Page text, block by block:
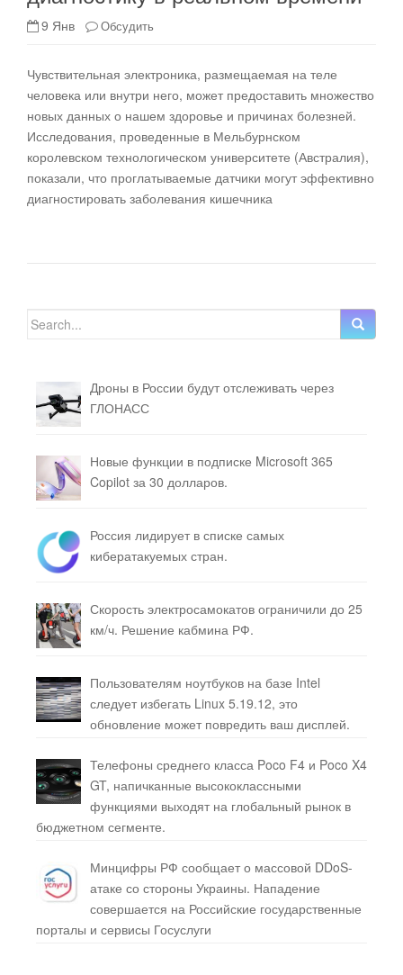
9 Янв Обсудить
Чувствительная электроника, размещаемая на теле
человека или внутри него, может предоставить множество
новых данных о нашем здоровье и причинах болезней.
Исследования, проведенные в Мельбурнском
королевском технологическом университете (Австралия),
показали, что проглатываемые датчики могут эффективно
диагностировать заболевания кишечника
Search for:
Дроны в России будут отслеживать через
ГЛОНАСС
Новые функции в подписке Microsoft 365
Copilot за 30 долларов.
Россия лидирует в списке самых
кибератакуемых стран.
Скорость электросамокатов ограничили до 25
км/ч. Решение кабмина РФ.
Пользователям ноутбуков на базе Intel
следует избегать Linux 5.19.12, это
обновление может повредить ваш дисплей.
Телефоны среднего класса Poco F4 и Poco X4
GT, напичканные высококлассными
функциями выходят на глобальный рынок в
бюджетном сегменте.
Минцифры РФ сообщает о массовой DDoS-
атаке со стороны Украины. Нападение
совершается на Российские государственные
порталы и сервисы Госуслуги